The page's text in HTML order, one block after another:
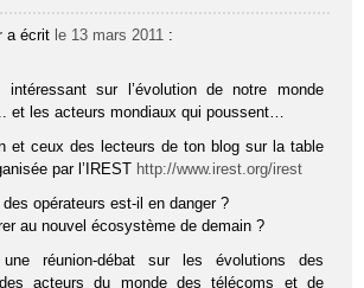
a écrit le 13 mars 2011 :
sur l’évolution de notre monde
et les acteurs mondiaux qui poussent…
et ceux des lecteurs de ton blog sur la table
par l’IREST http://www.irest.org/irest
opérateurs est-il en danger ?
au nouvel écosystème de demain ?
une réunion-débat sur les évolutions des
acteurs du monde des télécoms et de